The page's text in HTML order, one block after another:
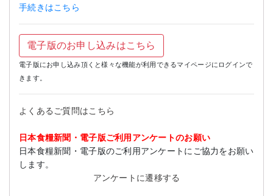
手続きはこちら
電子版のお申し込みはこちら
電子版にお申し込み頂くと様々な機能が利用できるマイページにログインで
きます。
よくあるご質問はこちら
日本食糧新聞・電子版ご利用アンケートのお願い
日本食糧新聞・電子版のご利用アンケートにご協力をお願い
します。
アンケートに遷移する